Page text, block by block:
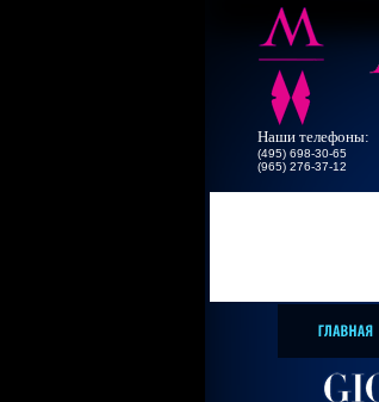
Наши телефоны:
(495) 698-30-65
(965) 276-37-12